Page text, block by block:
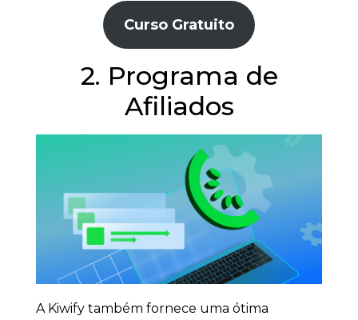
Curso Gratuito
2. Programa de
Afiliados
A Kiwify também fornece uma ótima